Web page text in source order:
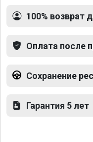
100% возврат
Оплата после
Сохранение
Гарантия 5 лет